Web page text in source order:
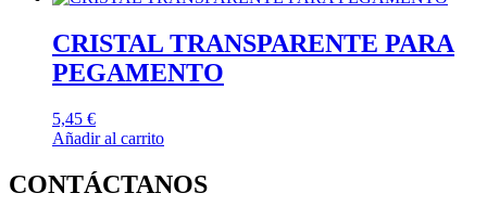
CRISTAL TRANSPARENTE PARA
PEGAMENTO
5,45 €
Añadir al carrito
CONTÁCTANOS